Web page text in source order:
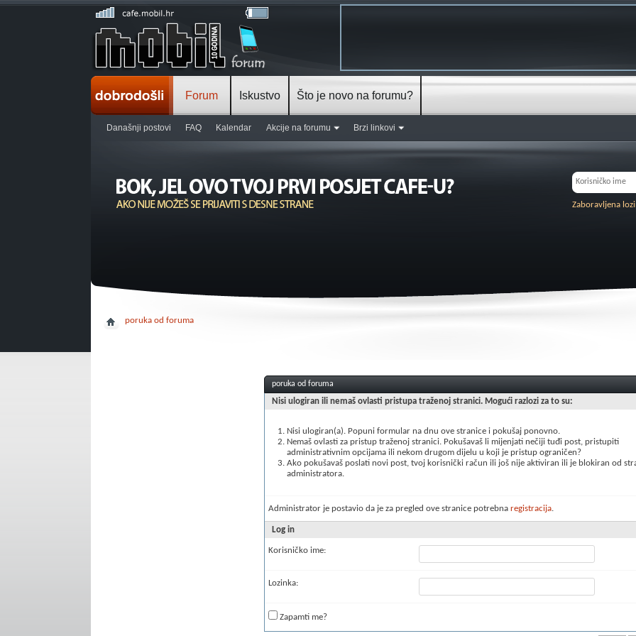
Forum
Današnji postovi FAQ Kalendar Akcije na forumu Brzi linkovi
Iskustvo Što je novo na forumu?
Zaboravljena
poruka od foruma
poruka od foruma
Nisi ulogiran ili nemaš ovlasti pristupa traženoj stranici. Mogući razlozi za to su:
Nisi ulogiran(a). Popuni formular na dnu ove stranice i pokušaj ponovno.
Nemaš ovlasti za pristup traženoj stranici. Pokušavaš li mijenjati nečiji tuđi post, pristupiti
administrativnim opcijama ili nekom drugom dijelu u koji je pristup ograničen?
Ako pokušavaš poslati novi post, tvoj korisnički račun ili još nije aktiviran ili je blokiran od
administratora.
Administrator je postavio da je za pregled ove stranice potrebna registracija.
Log in
Korisničko ime:
Lozinka:
Zapamti me?